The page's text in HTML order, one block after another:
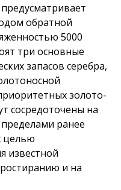
обратной
5000
три основные
запасов серебра,
золото-
сосредоточены на
пределами ранее
целью
известной
и на